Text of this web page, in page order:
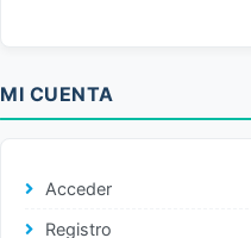
MI CUENTA
Acceder
Registro